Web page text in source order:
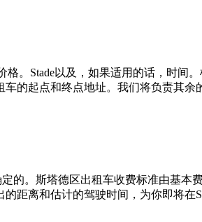
。Stade以及，如果适用的话，时间
起点和终点地址。我们将负责其余
的。斯塔德区出租车收费标准由基本
距离和估计的驾驶时间，为你即将在